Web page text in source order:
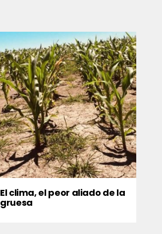
El clima, el peor aliado de la
gruesa